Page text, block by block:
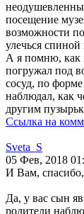
посещение
возможности
улечься
А я помню, как
погружал под
сосуд, по
наблюдал, как
другим
Ссылка на
Sveta_S
05 Фев, 2018
И Вам,
Да, у вас сын
родители